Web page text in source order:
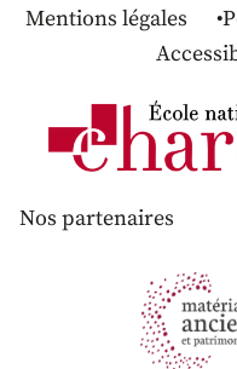
Mentions légales
Nos partenaires